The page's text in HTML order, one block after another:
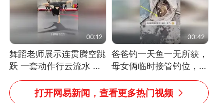
源：新华每日电讯）
00:12
舞蹈老师展示连贯腾空跳
跃 一套动作行云流水 节
奏感拉满 网友：怎么做
到又舞又武的？
00:42
爸爸钓一天鱼一无所获，
母女俩临时接管钓位，用
玩具鱼竿钓上大鱼
打开网易新闻，查看更多热门视频